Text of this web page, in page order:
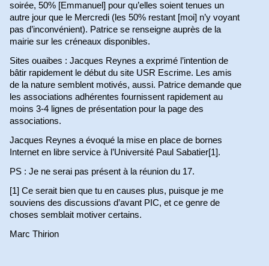
soirée, 50% [Emmanuel] pour qu’elles soient tenues un
autre jour que le Mercredi (les 50% restant [moi] n’y voyant
pas d’inconvénient). Patrice se renseigne auprès de la
mairie sur les créneaux disponibles.
Sites ouaibes : Jacques Reynes a exprimé l’intention de
bâtir rapidement le début du site USR Escrime. Les amis
de la nature semblent motivés, aussi. Patrice demande que
les associations adhérentes fournissent rapidement au
moins 3-4 lignes de présentation pour la page des
associations.
Jacques Reynes a évoqué la mise en place de bornes
Internet en libre service à l’Université Paul Sabatier[1].
PS : Je ne serai pas présent à la réunion du 17.
[1] Ce serait bien que tu en causes plus, puisque je me
souviens des discussions d’avant PIC, et ce genre de
choses semblait motiver certains.
Marc Thirion